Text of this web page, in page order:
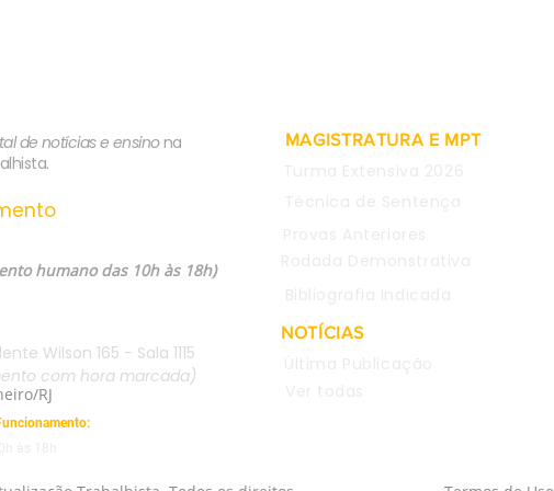
de notícias e ensino na
humano das 10h às 18h)
Wilson 165 - Sala 1115
com hora marcada)
RJ
MAGISTRATURA E MPT
NOTÍCIAS